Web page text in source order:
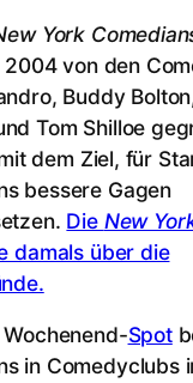
York
2004 von den
Buddy
Tom Shilloe
dem Ziel, für
bessere Gagen
Die New
damals über die
Wochenend-Spot
in Comedyclubs